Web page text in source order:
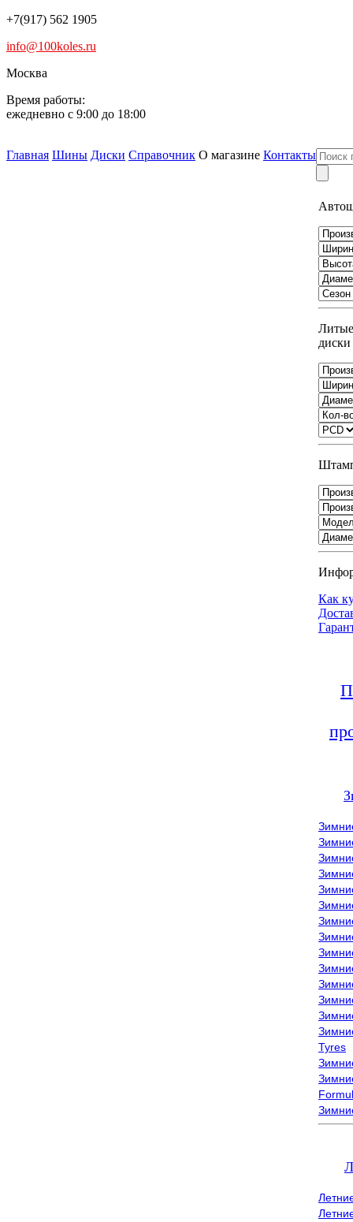
+7(917) 562 1905
info@100koles.ru
Москва
Время работы:
ежедневно с 9:00 до 18:00
Главная Шины Диски Справочник О магазине Контакты
Литые
диски
Как
Tyres